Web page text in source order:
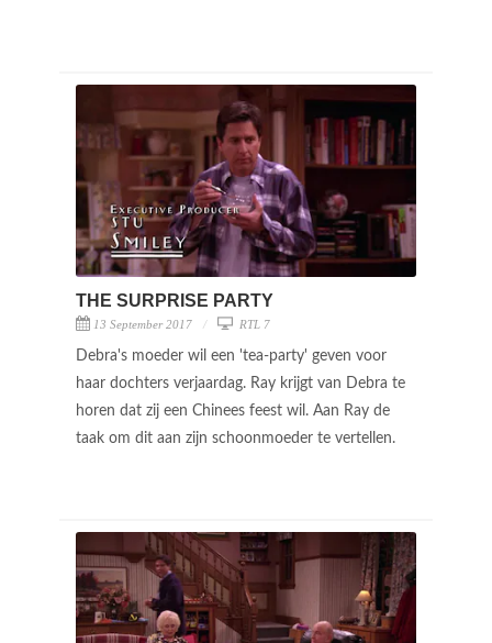
THE SURPRISE PARTY
13 September 2017 RTL 7
Debra's moeder wil een 'tea-party' geven voor
haar dochters verjaardag. Ray krijgt van Debra te
horen dat zij een Chinees feest wil. Aan Ray de
taak om dit aan zijn schoonmoeder te vertellen.